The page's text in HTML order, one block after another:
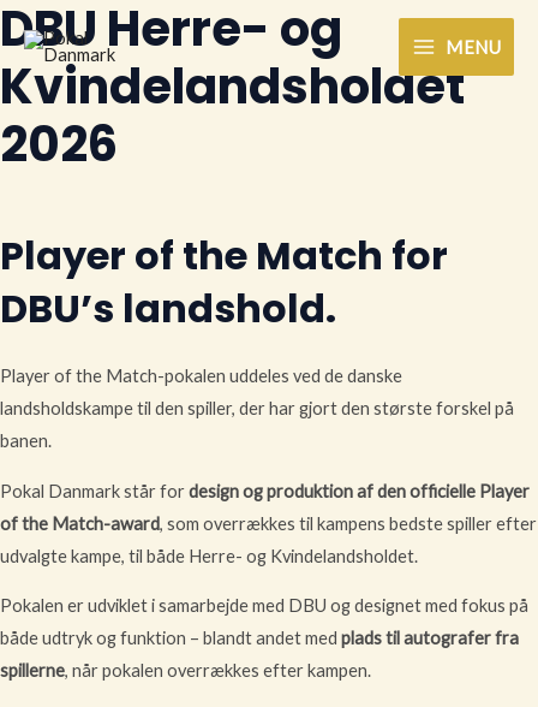
Gå
til
indholdet
Main
Menu
MENU
DBU Herre- og
Kvindelandsholdet
2026
Player of the Match for
DBU’s landshold.
Player of the Match-pokalen uddeles ved de danske
landsholdskampe til den spiller, der har gjort den største forskel på
banen.
Pokal Danmark står fordesign og produktion af den officielle Player
of the Match-award, som overrækkes til kampens bedste spiller efter
udvalgte kampe, til både Herre- og Kvindelandsholdet.
Pokalen er udviklet i samarbejde med DBU og designet med fokus på
både udtryk og funktion – blandt andet med plads til autografer fra
spillerne, når pokalen overrækkes efter kampen.